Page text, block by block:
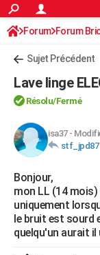
ACTUALITÉS
Politique
Société
Faits Divers
Education
Monde
Villes
+
Programme TV
TNTStreaming
Cinéma
Sorties cinéma
Musique
+FINANCE
Retraite
Impôts
Epargne
Immobilier
Risques naturels par
Banque
Assurance
Crédit
AUTO
Essais
Réserver un essai
Citadines
Berlines
SUV
Forum auto
HIGH-TECH
Mobiles
Meilleur smartphone
Internet
Ordinateurs
Jeux vidéo
Guide high-tech
+BRICOLAGE
Forum
Aménagement
Extérieur
Cuisine
Salle de bains
Jardinage
Rangement
WEEK-END
Guides de France
Escapades
Patrimoine
Expositions
Musées
Week-end nature
+LIFESTYLE
Forum Forum
Sujet Précédent
Lave linge
Résolu/Fermé
isa37-
stf_jpd87
Bonjour,
mon LL (14
uniquement
le bruit est sourd
quelqu'un aurait il